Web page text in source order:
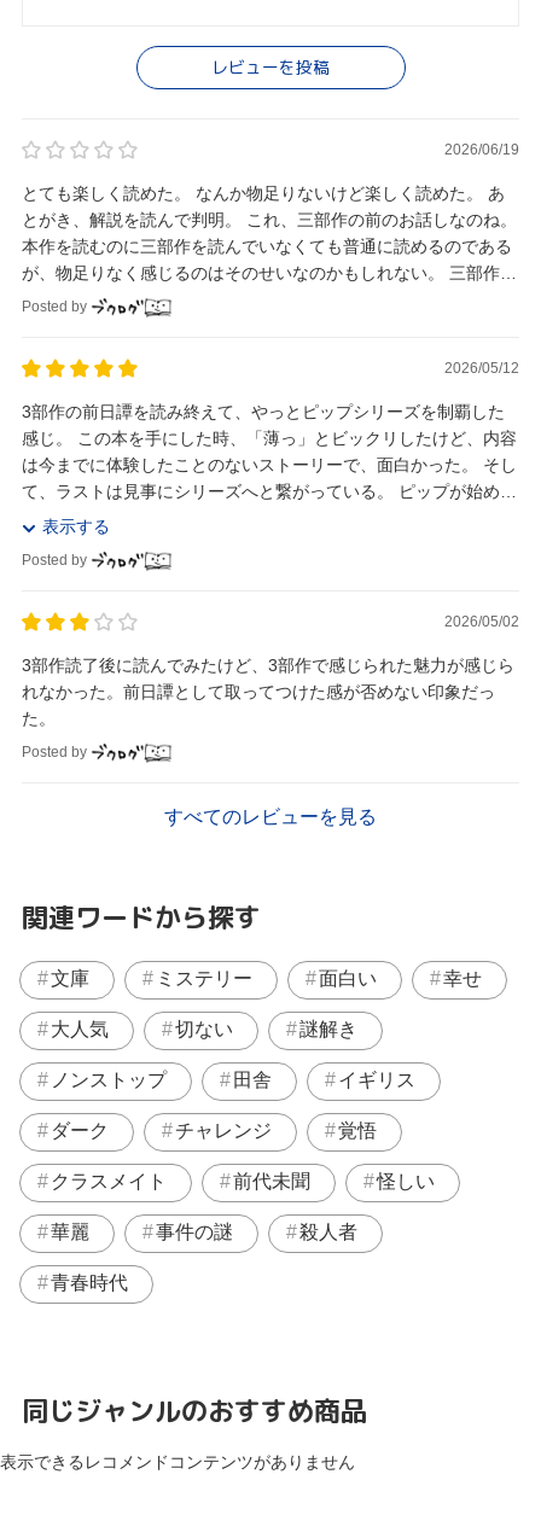
レビューを投稿
2026/06/19
とても楽しく読めた。 なんか物足りないけど楽しく読めた。 あ
とがき、解説を読んで判明。 これ、三部作の前のお話しなのね。
本作を読むのに三部作を読んでいなくても普通に読めるのである
が、物足りなく感じるのはそのせいなのかもしれない。 三部作読
まなくっちゃ。
Posted by
2026/05/12
3部作の前日譚を読み終えて、やっとピップシリーズを制覇した
感じ。 この本を手にした時、「薄っ」とビックリしたけど、内容
は今までに体験したことのないストーリーで、面白かった。 そし
て、ラストは見事にシリーズへと繋がっている。 ピップが始めた
自由研究から、思いもよらぬ展開が次々に起...
表示する
Posted by
2026/05/02
3部作読了後に読んでみたけど、3部作で感じられた魅力が感じら
れなかった。前日譚として取ってつけた感が否めない印象だっ
た。
Posted by
すべてのレビューを見る
関連ワードから探す
文庫 ミステリー 面白い 幸せ
大人気 切ない 謎解き
ノンストップ 田舎 イギリス
ダーク チャレンジ 覚悟
クラスメイト 前代未聞 怪しい
華麗 事件の謎 殺人者
青春時代
同じジャンルのおすすめ商品
表示できるレコメンドコンテンツがありません